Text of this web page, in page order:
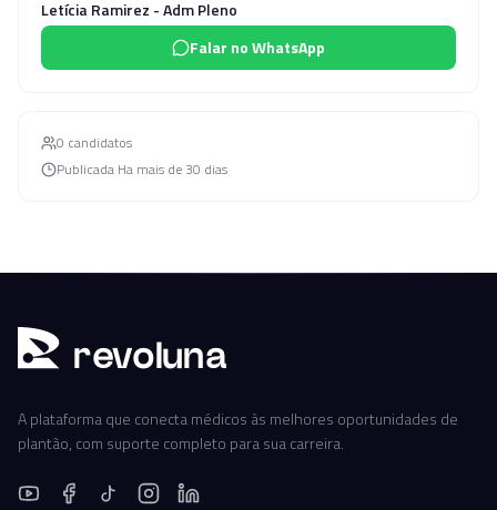
Letícia Ramirez - Adm Pleno
Falar no WhatsApp
0 candidatos
Publicada Ha mais de 30 dias
revoluna
A plataforma que conecta médicos às melhores oportunidades de
plantão, com suporte completo para sua carreira.